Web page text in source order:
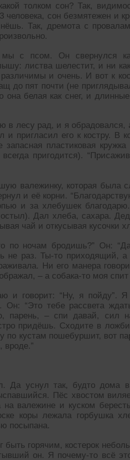
толком сон? Так,
человека, сон безмятежен и
Так, дремота с
с псом. Он свернулся
листва шелестит, и ни
и очень. И вот к
до пят почти (не
она белая как снег, и
в лесу рад, и я обрадовался,
и пригласил его к костру. В
пластиковая
пригодится).
валежинку, которая была
и её корни.
и за хлебушек
Дал хлеба, сахара.
чай и откусывая кусочки
по ночам бродишь?” Он:
не раз. Ты-то приходящий,
Ни его манера
– а собака-то моя спит
и говорит: “Ну, я пойду”.
Он: “Это тебе рассвета
парень, – спи давай, сил
придёшь. Сходите в
по кустам пошебуршит, вот
вроде.”
Да уснул так, будто дома
Пёс хвостом
на валежине и куском
коры лежала горбушка
посыпана.
быть горячим, костерок
он. Я почему-то всё